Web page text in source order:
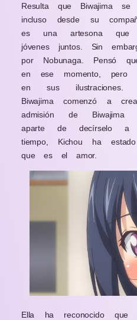
Resulta que Biwajima
incluso desde su
es una artesona
jóvenes juntos. Sin
por Nobunaga. Pensó
en ese momento, pero
en sus ilustraciones.
Biwajima comenzó a
admisión de Biwajima
aparte de decírselo a
tiempo, Kichou ha
que es el amor.
Ella ha reconocido